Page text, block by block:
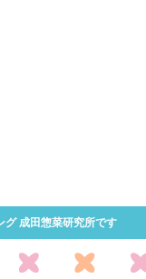
成田惣菜研究所です